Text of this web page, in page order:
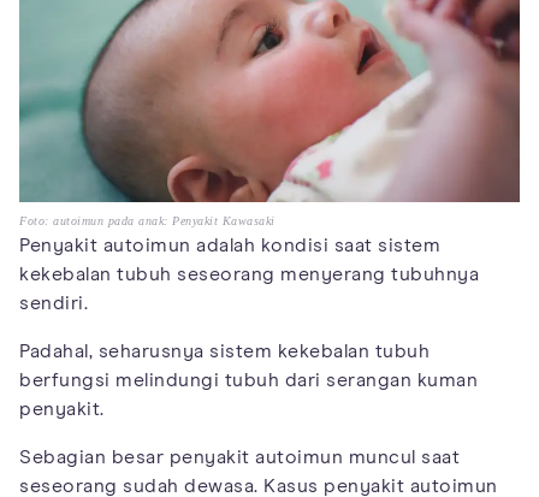
Foto: autoimun pada anak: Penyakit Kawasaki
Penyakit autoimun adalah kondisi saat sistem
kekebalan tubuh seseorang menyerang tubuhnya
sendiri.
Padahal, seharusnya sistem kekebalan tubuh
berfungsi melindungi tubuh dari serangan kuman
penyakit.
Sebagian besar penyakit autoimun muncul saat
seseorang sudah dewasa. Kasus penyakit autoimun